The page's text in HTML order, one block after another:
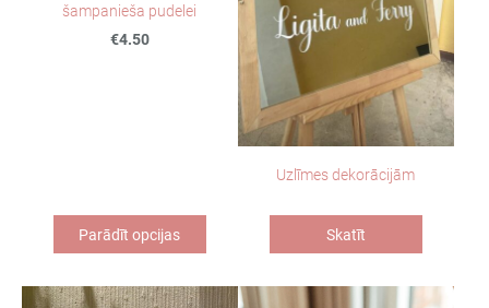
šampanieša pudelei
€4.50
Parādīt opcijas
Uzlīmes dekorācijām
Skatīt